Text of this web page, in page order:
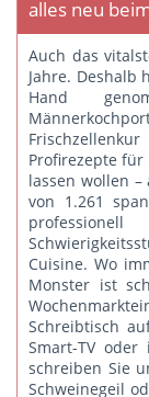
alles neu
Auch das
Jahre. Deshalb
Hand
Profirezepte
lassen wollen
von 1.261
Cuisine. Wo
Monster ist
Schreibtisch
Smart-TV
schreiben Sie
Schweinegeil